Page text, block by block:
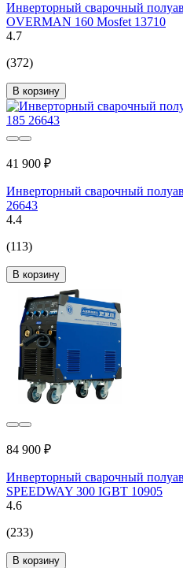
Инверторный сварочный
OVERMAN 160 Mosfet 13710
4.7
(372)
В корзину
41 900 ₽
Инверторный сварочный
26643
4.4
(113)
В корзину
84 900 ₽
Инверторный сварочный
SPEEDWAY 300 IGBT 10905
4.6
(233)
В корзину